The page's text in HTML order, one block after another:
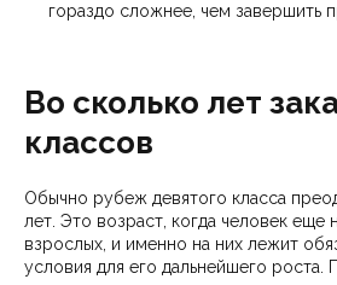
гораздо сложнее, чем завершить
Во сколько лет
классов
Обычно рубеж девятого класса
лет. Это возраст, когда человек еще
взрослых, и именно на них лежит
условия для его дальнейшего роста.